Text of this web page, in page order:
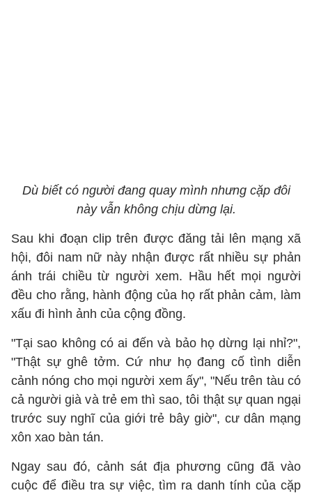
Dù biết có người đang quay mình nhưng cặp đôi
này vẫn không chịu dừng lại.
Sau khi đoạn clip trên được đăng tải lên mạng xã
hội, đôi nam nữ này nhận được rất nhiều sự phản
ánh trái chiều từ người xem. Hầu hết mọi người
đều cho rằng, hành động của họ rất phản cảm, làm
xấu đi hình ảnh của cộng đồng.
"Tại sao không có ai đến và bảo họ dừng lại nhỉ?",
"Thật sự ghê tởm. Cứ như họ đang cố tình diễn
cảnh nóng cho mọi người xem ấy", "Nếu trên tàu có
cả người già và trẻ em thì sao, tôi thật sự quan ngại
trước suy nghĩ của giới trẻ bây giờ", cư dân mạng
xôn xao bàn tán.
Ngay sau đó, cảnh sát địa phương cũng đã vào
cuộc để điều tra sự việc, tìm ra danh tính của cặp